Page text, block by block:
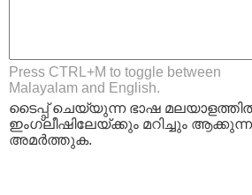
Press CTRL+M to toggle between
Malayalam and English.
ടൈപ്പ്‌ ചെയ്യുന്ന ഭാഷ
ഇംഗ്ലീഷിലേയ്ക്കും മറിച്ചും
അമര്‍ത്തുക.